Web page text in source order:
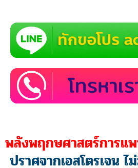
ด่วนน !! สมุนไพรสกั
พิเศษ จำนว